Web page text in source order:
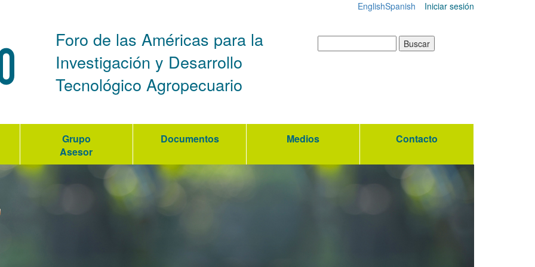
Foro de las Américas para la
Investigación y Desarrollo
Tecnológico Agropecuario
Iniciar sesión
Spanish
English
Grupo
Asesor
Documentos Medios Contacto